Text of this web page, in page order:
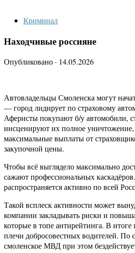
Криминал
Находчивые россияне
Опубликовано · 14.05.2026
Автовладельцы Смоленска могут
— город лидирует по страховому
Аферисты покупают б/у автомобили,
инсценируют их полное
максимальные выплаты от
закупочной цены.
Чтобы всё выглядело максимально
сажают профессиональных
распространяется активно по всей
Такой всплеск активности может
компании закладывать риски и
которые в топе антирейтинга. В итоге
плечи добросовестных водителей. По
смоленское МВД при этом